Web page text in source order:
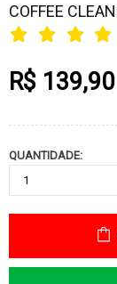
COFFEE
R$ 139,90
QUANTIDADE: